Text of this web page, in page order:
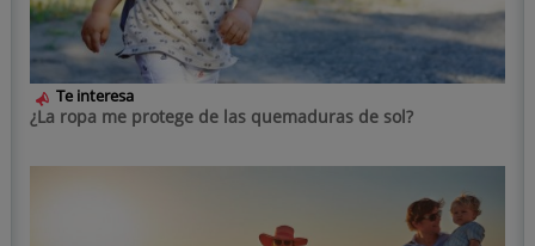
Te interesa
¿La ropa me protege de las quemaduras de sol?